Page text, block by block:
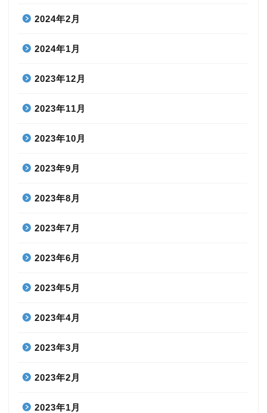
2024年2月
2024年1月
2023年12月
2023年11月
2023年10月
2023年9月
2023年8月
2023年7月
2023年6月
2023年5月
2023年4月
2023年3月
2023年2月
2023年1月